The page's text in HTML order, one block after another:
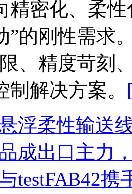
精密化、柔
”的刚性需求
、精度苛刻
解决方案。
浮柔性输送
成出口主力
testFAB42